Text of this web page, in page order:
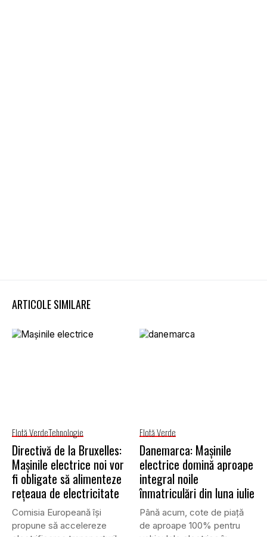
ARTICOLE SIMILARE
Flotă VerdeTehnologie
Directivă de la Bruxelles:
Mașinile electrice noi vor
fi obligate să alimenteze
rețeaua de electricitate
Comisia Europeană își
propune să accelereze
Flotă Verde
Danemarca: Mașinile
electrice domină aproape
integral noile
înmatriculări din luna iulie
Până acum, cote de piață
de aproape 100% pentru